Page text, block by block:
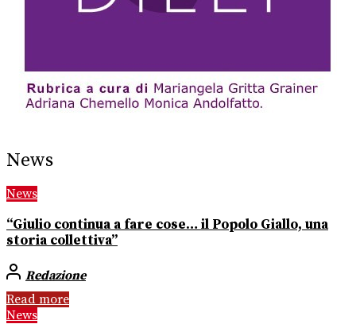
News
News
“Giulio continua a fare cose… il Popolo Giallo, una
storia collettiva”
Redazione
Read more
News